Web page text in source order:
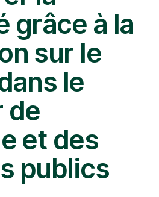
grâce à la
sur le
le
de
et des
publics